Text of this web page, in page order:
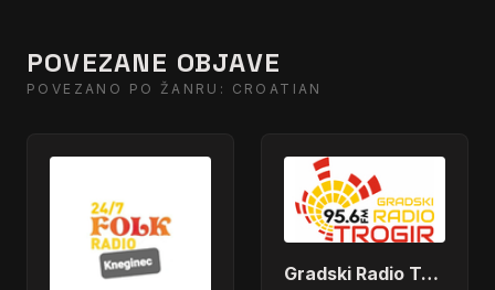
POVEZANE OBJAVE
POVEZANO PO ŽANRU: CROATIAN
Gradski Radio Trogir